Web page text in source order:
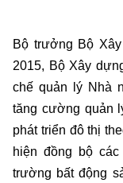
Bộ trưởng Bộ
2015, Bộ Xây
chế quản lý Nhà
tăng cường quản
phát triển đô thị
hiện đồng bộ
trường bất động